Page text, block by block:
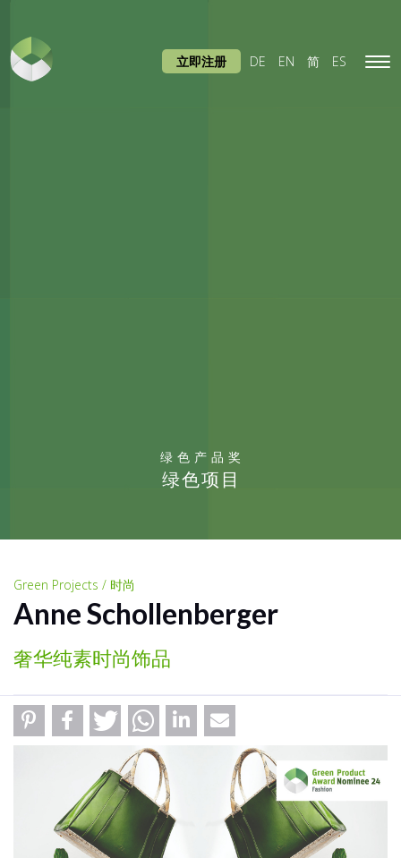
绿色产品奖
绿色项目
立即注册 DE EN 简 ES
Green Projects / 时尚
Anne Schollenberger
奢华纯素时尚饰品